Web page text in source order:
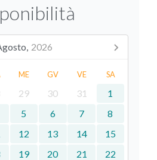
2026
ME GV VE SA
29 30 31
1
5 6 7
8
12 13 14
15
19 20 21
22